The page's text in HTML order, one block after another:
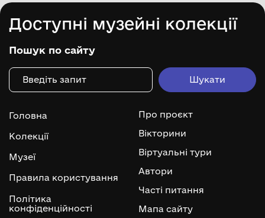
Доступні музейні колекції
Пошук по сайту
Головна
Колекції
Музеї
Правила користування
Політика
конфіденційності
Про проєкт
Вікторини
Віртуальні тури
Автори
Часті питання
Мапа сайту